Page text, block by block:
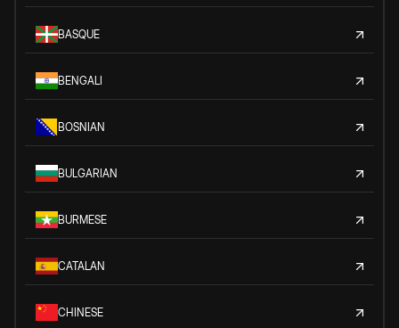
BASQUE
BENGALI
BOSNIAN
BULGARIAN
BURMESE
CATALAN
CHINESE